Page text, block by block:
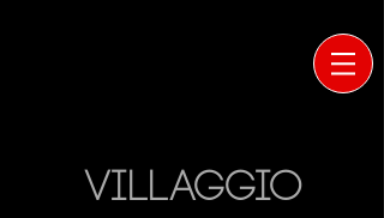
VILLAGGIO